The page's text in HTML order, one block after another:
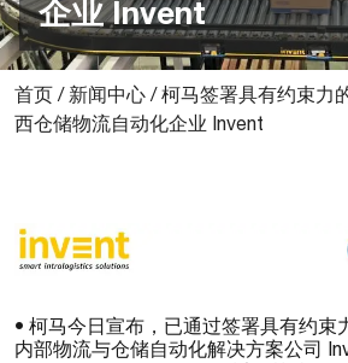
企业 Invent
首页 / 新闻中心 /柯马签署具有约束力
西仓储物流自动化企业 Invent
• 柯马今日宣布，已通过签署具有约束
内部物流与仓储自动化解决方案公司